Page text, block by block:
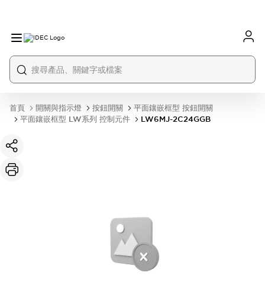
首頁 開關與指示燈 按鈕開關
平面鑲嵌框型 按鈕開關
平面鑲嵌框型 LW系列 控制元件
LW6MJ-2C24GGB